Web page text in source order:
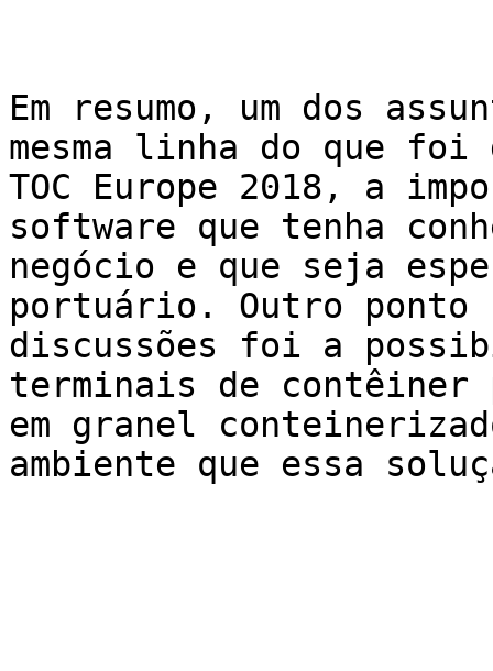
Em resumo, um dos
mesma linha do que
TOC Europe 2018, a
software que tenha
negócio e que seja
portuário. Outro ponto
discussões foi a
terminais de contêiner
em granel
ambiente que essa